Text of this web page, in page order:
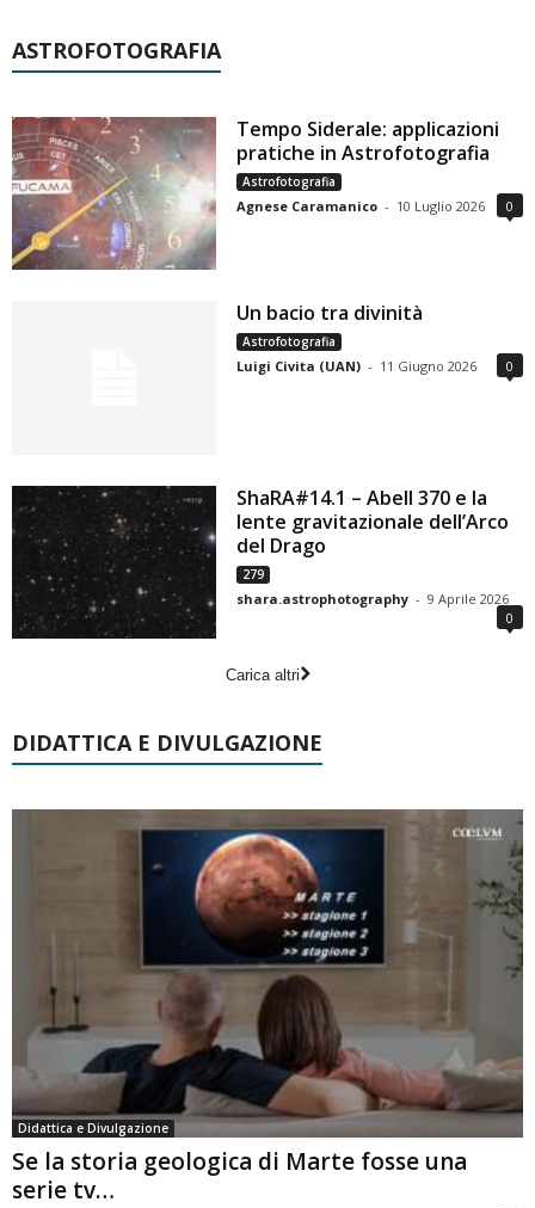
ASTROFOTOGRAFIA
Tempo Siderale: applicazioni
pratiche in Astrofotografia
Astrofotografia
Agnese Caramanico - 10 Luglio 2026 0
Un bacio tra divinità
Astrofotografia
Luigi Civita (UAN) - 11 Giugno 2026 0
ShaRA#14.1 – Abell 370 e la
lente gravitazionale dell’Arco
del Drago
279
shara.astrophotography - 9 Aprile 2026
0
Carica altri
DIDATTICA E DIVULGAZIONE
Didattica e Divulgazione
Se la storia geologica di Marte fosse una
serie tv…